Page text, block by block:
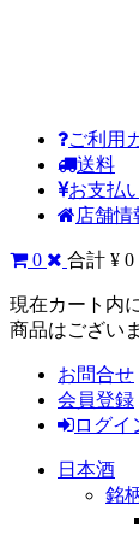
ご利用
送料
お支払
店舗情
0 合計 ¥ 0
現在カート内
商品はござい
お問合せ
会員登録
ログイ
日本酒
銘